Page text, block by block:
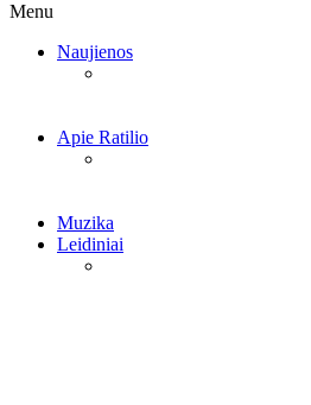
Menu
Naujienos
Apie Ratilio
Muzika
Leidiniai